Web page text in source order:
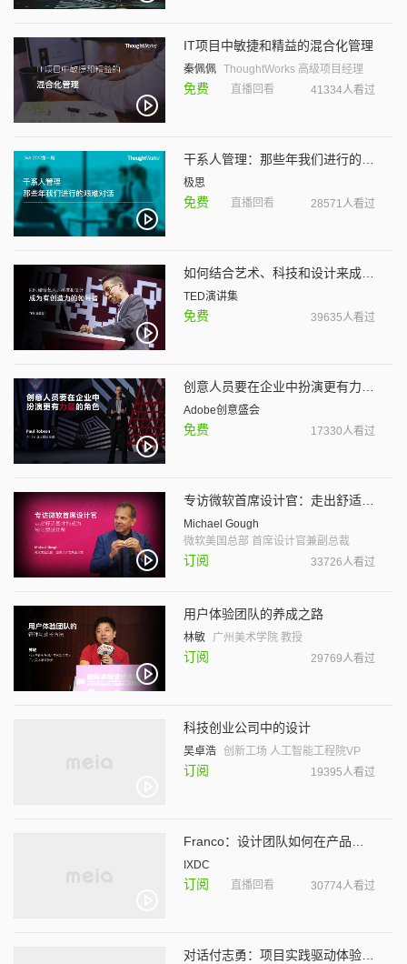
IT项目中敏捷和精益的混合化管理
秦佩佩 ThoughtWorks 高级项目经理
免费 直播回看 41334人看过
干系人管理：那些年我们进行的艰难对话
极思
免费 直播回看 28571人看过
如何结合艺术、科技和设计来成为有创造力的领导者
TED演讲集
免费 39635人看过
创意人员要在企业中扮演更有力量的角色
Adobe创意盛会
免费 17330人看过
专访微软首席设计官：走出舒适圈才能成为领导型设计师
Michael Gough
微软美国总部 首席设计官兼副总裁
订阅 33726人看过
用户体验团队的养成之路
林敏 广州美术学院 教授
订阅 29769人看过
科技创业公司中的设计
吴卓浩 创新工场 人工智能工程院VP
订阅 19395人看过
Franco：设计团队如何在产品驱动的公司发展壮大
IXDC
订阅 直播回看 30774人看过
对话付志勇：项目实践驱动体验设计教学